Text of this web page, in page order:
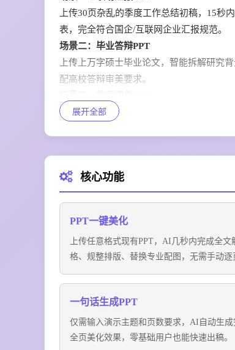
上传30页杂乱的季度工作总结初稿，15秒
表，完全符合国企/互联网企业汇报规范。
场景二：毕业答辩PPT
上传上万字硕士毕业论文，智能拆解研究
配高校答辩审美要求。
输入“高二物理电磁感应章节课件”，直接
面元素。
展开全部
核心功能
PPT一键美化
上传任意格式现有PPT，AI几秒内完成全文
格、规整排版、替换专业配图，无需手动逐
一句话生成PPT
仅需输入演示主题和页数要求，AI自动生
全页美化效果，零基础用户也能快速出稿。